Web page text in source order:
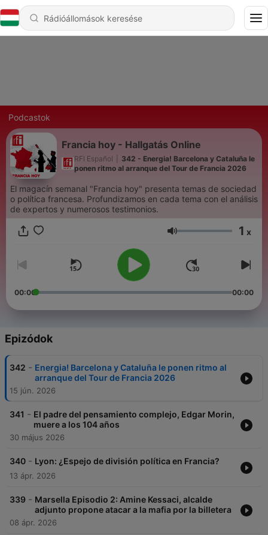
Podcastok
Francia hoy - Hallgatás Online
RFI Español
342 - Energia! Barcelona y Cataluña le
ponen ritmo al arranque del Tour de Francia 2026
El magacín semanal "Francia hoy" presenta temas de sociedad
o política francesa. Profundizamos en cada tema con el análisis
de expertos y numerosos testimonios.
Hangerő 1 x
00:00 00:00
Epizódok
342 - Energia! Barcelona y Cataluña le ponen ritmo al
arranque del Tour de Francia 2026
15 jún. 2026
341 - El padre del pensamiento complejo, Edgar Morin,
muere a los 104 años
30 május 2026
340 - Lyon: ¿Espejo de división política en Francia?
13 ápr. 2026
339 - Marsella Episodio 2: Amine Kessaci, alcalde
adjunto propone atacar a la mafia por la billetera
08 ápr. 2026